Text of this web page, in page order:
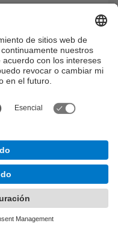
discovery/fulldi
: a guide for
and wonks-
ISBN:
discovery/fulldi